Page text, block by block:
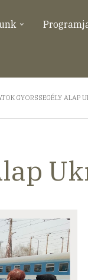
GYORSSEGÉLY ALAP